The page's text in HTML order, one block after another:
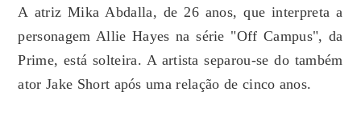
A atriz Mika Abdalla, de 26 anos, que interpreta a
personagem Allie Hayes na série "Off Campus", da
Prime, está solteira. A artista separou-se do também
ator Jake Short após uma relação de cinco anos.